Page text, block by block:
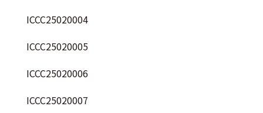
ICCC25020004
ICCC25020005
ICCC25020006
ICCC25020007